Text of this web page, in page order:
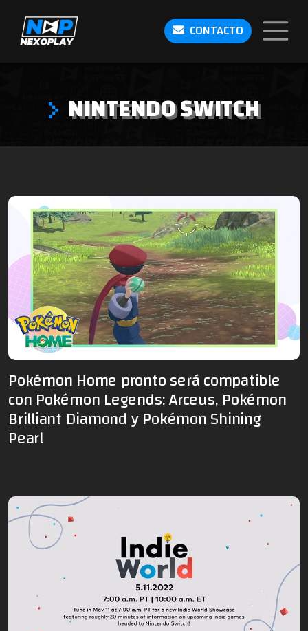
CONTACTO
NINTENDO SWITCH
Pokémon Home pronto será compatible
con Pokémon Legends: Arceus, Pokémon
Brilliant Diamond y Pokémon Shining
Pearl